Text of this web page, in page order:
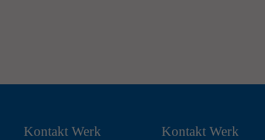
Kontakt Werk
Kontakt Werk